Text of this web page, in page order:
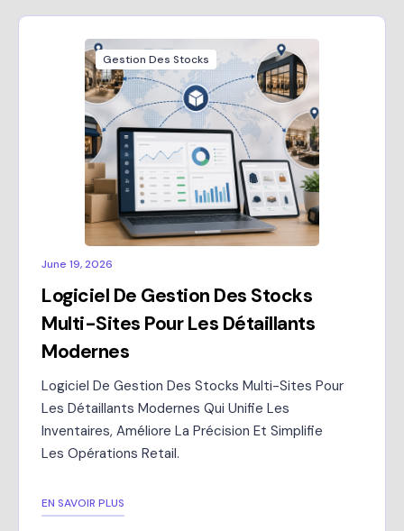
Gestion Des Stocks
June 19, 2026
Logiciel De Gestion Des Stocks
Multi-Sites Pour Les Détaillants
Modernes
Logiciel De Gestion Des Stocks Multi-Sites Pour
Les Détaillants Modernes Qui Unifie Les
Inventaires, Améliore La Précision Et Simplifie
Les Opérations Retail.
EN SAVOIR PLUS